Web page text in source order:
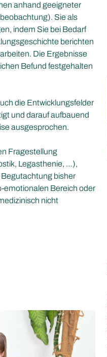
anhand geeigneter
Sie als
indem Sie bei Bedarf
berichten
Die Ergebnisse
Befund festgehalten
die Entwicklungsfelder
und darauf aufbauend
ausgesprochen.
Fragestellung
Legasthenie, …),
bisher
emotionalen Bereich oder
nicht